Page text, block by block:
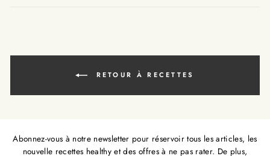
RETOUR À RECETTES
Abonnez-vous à notre newsletter pour réservoir tous les articles, les
nouvelle recettes healthy et des offres à ne pas rater. De plus,